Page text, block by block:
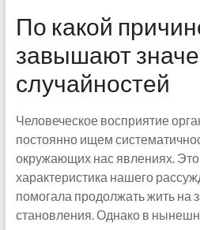
По какой
завышают
случайностей
Человеческое восприятие
постоянно ищем
окружающих нас явлениях.
характеристика нашего
помогала продолжать жить на
становления. Однако в